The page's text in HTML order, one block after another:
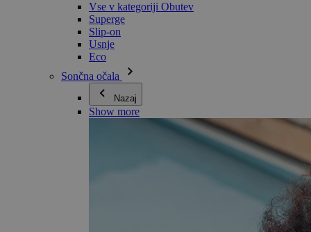
Vse v kategoriji Obutev
Superge
Slip-on
Usnje
Eco
Sončna očala
Nazaj
Show more